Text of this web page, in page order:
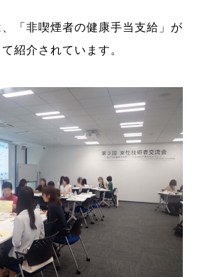
「非喫煙者の健康手当支給」が
紹介されています。